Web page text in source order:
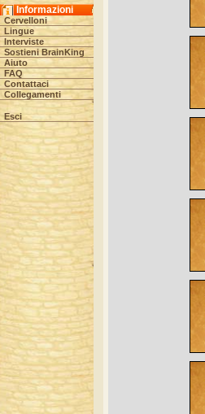
Informazioni
Cervelloni
Lingue
Interviste
Sostieni BrainKing
Aiuto
FAQ
Contattaci
Collegamenti
Esci